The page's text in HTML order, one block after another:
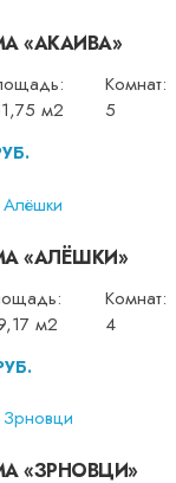
«АКАИВА»
м2
Комнат:
5
«АЛЁШКИ»
м2
Комнат:
4
«ЗРНОВЦИ»